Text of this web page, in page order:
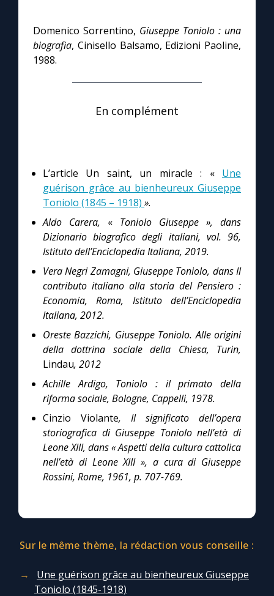
Domenico Sorrentino, Giuseppe Toniolo : una
biografia, Cinisello Balsamo, Edizioni Paoline,
1988.
En complément
L’article Un saint, un miracle : « Une
guérison grâce au bienheureux Giuseppe
Toniolo (1845 – 1918) ».
Aldo Carera, « Toniolo Giuseppe », dans
Dizionario biografico degli italiani, vol. 96,
Istituto dell’Enciclopedia Italiana, 2019.
Vera Negri Zamagni, Giuseppe Toniolo, dans Il
contributo italiano alla storia del Pensiero :
Economia, Roma, Istituto dell’Enciclopedia
Italiana, 2012.
Oreste Bazzichi, Giuseppe Toniolo. Alle origini
della dottrina sociale della Chiesa, Turin,
Lindau, 2012
Achille Ardigo, Toniolo : il primato della
riforma sociale, Bologne, Cappelli, 1978.
Cinzio Violante, Il significato dell’opera
storiografica di Giuseppe Toniolo nell’età di
Leone XIII, dans « Aspetti della cultura cattolica
nell’età di Leone XIII », a cura di Giuseppe
Rossini, Rome, 1961, p. 707-769.
Sur le même thème, la rédaction vous conseille :
Une guérison grâce au bienheureux Giuseppe
Toniolo (1845-1918)